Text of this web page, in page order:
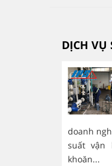
DỊCH VỤ
doanh
suất vận
khoăn...